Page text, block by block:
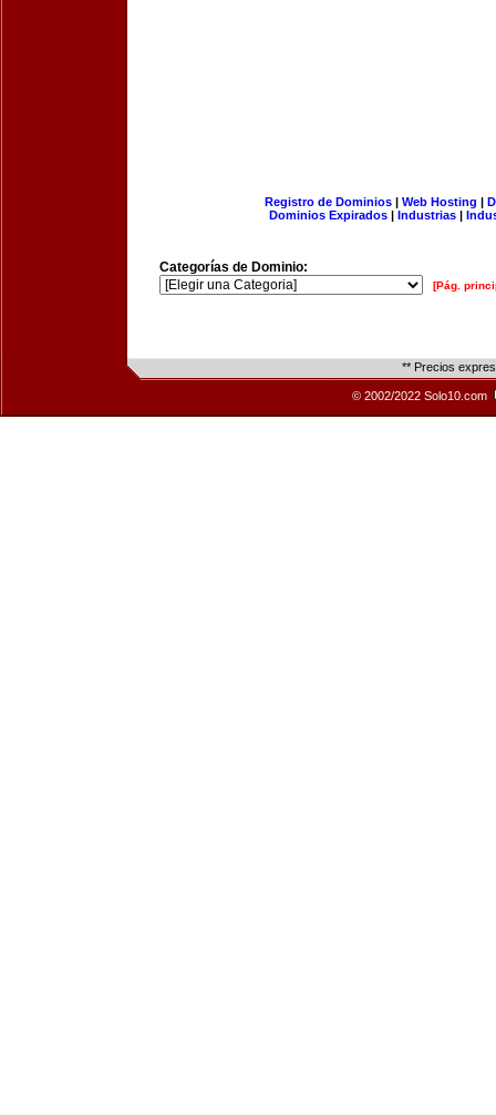
Registro de Dominios| Web Hosting |
Dominios Expirados | Industrias |
Categorías de Dominio:
[Pág.
** Precios
© 2002/2022 Solo10.com